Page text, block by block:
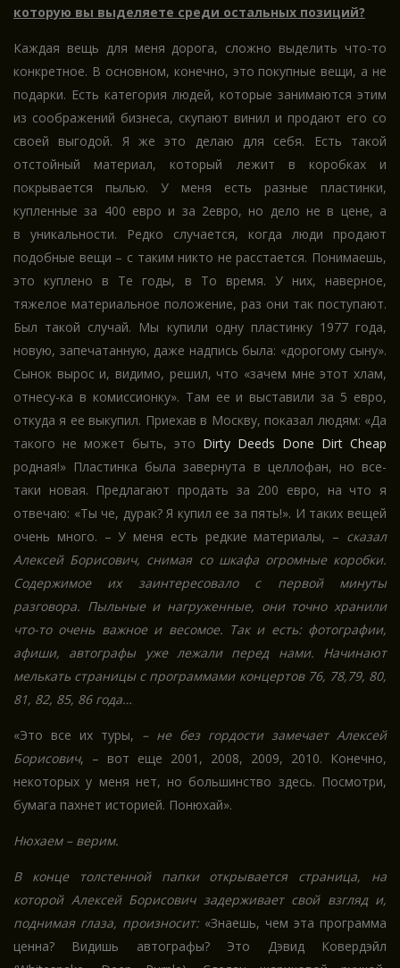
которую вы выделяете среди остальных позиций?
Каждая вещь для меня дорога, сложно выделить что-то
конкретное. В основном, конечно, это покупные вещи, а не
подарки. Есть категория людей, которые занимаются этим
из соображений бизнеса, скупают винил и продают его со
своей выгодой. Я же это делаю для себя. Есть такой
отстойный материал, который лежит в коробках и
покрывается пылью. У меня есть разные пластинки,
купленные за 400 евро и за 2евро, но дело не в цене, а
в уникальности. Редко случается, когда люди продают
подобные вещи – с таким никто не расстается. Понимаешь,
это куплено в Те годы, в То время. У них, наверное,
тяжелое материальное положение, раз они так поступают.
Был такой случай. Мы купили одну пластинку 1977 года,
новую, запечатанную, даже надпись была: «дорогому сыну».
Сынок вырос и, видимо, решил, что «зачем мне этот хлам,
отнесу-ка в комиссионку». Там ее и выставили за 5 евро,
откуда я ее выкупил. Приехав в Москву, показал людям: «Да
такого не может быть, это Dirty Deeds Done Dirt Cheap
родная!» Пластинка была завернута в целлофан, но все-
таки новая. Предлагают продать за 200 евро, на что я
отвечаю: «Ты че, дурак? Я купил ее за пять!». И таких вещей
очень много. – У меня есть редкие материалы, – сказал
Алексей Борисович, снимая со шкафа огромные коробки.
Содержимое их заинтересовало с первой минуты
разговора. Пыльные и нагруженные, они точно хранили
что-то очень важное и весомое. Так и есть: фотографии,
афиши, автографы уже лежали перед нами. Начинают
мелькать страницы с программами концертов 76, 78,79, 80,
81, 82, 85, 86 года…
«Это все их туры, – не без гордости замечает Алексей
Борисович, – вот еще 2001, 2008, 2009, 2010. Конечно,
некоторых у меня нет, но большинство здесь. Посмотри,
бумага пахнет историей. Понюхай».
Нюхаем – верим.
В конце толстенной папки открывается страница, на
которой Алексей Борисович задерживает свой взгляд и,
поднимая глаза, произносит: «Знаешь, чем эта программа
ценна? Видишь автографы? Это Дэвид Ковердэйл